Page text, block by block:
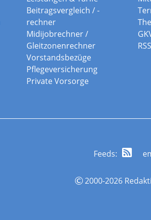
Beitragsvergleich / -
rechner
Midijobrechner /
Gleitzonenrechner
Vorstandsbezüge
Pflegeversicherung
Private Vorsorge
Feeds:
2000-2026